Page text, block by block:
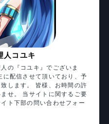
人コユキ
の『コユキ』でございま
配信させて頂いており、予
します。 皆様、お時間の許
せ。 当サイトに関するご要
ト下部の問い合わせフォー